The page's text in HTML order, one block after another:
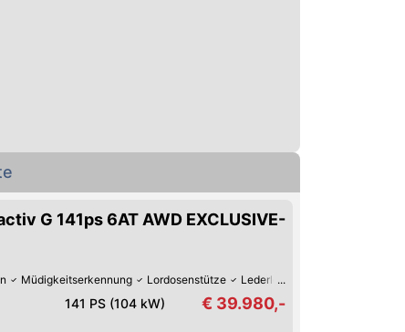
G 141ps 6AT AWD EXCLUSIVE-
Müdigkeitserkennung Lordosenstütze Lederlenkrad
141 PS (104 kW) € 39.980,-